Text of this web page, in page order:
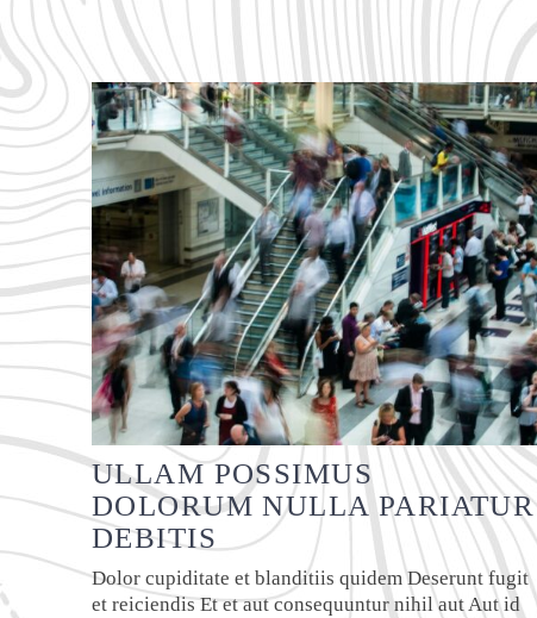
ULLAM POSSIMUS
DOLORUM NULLA PARIATUR
DEBITIS
Dolor cupiditate et blanditiis quidem Deserunt fugit
et reiciendis Et et aut consequuntur nihil aut Aut id